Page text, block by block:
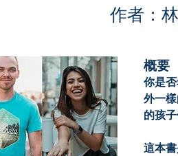
作者：
概要
你是
外一
的孩
這本